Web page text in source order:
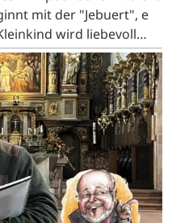
mit der "Jebuert", e
wird liebevoll
genannt. …